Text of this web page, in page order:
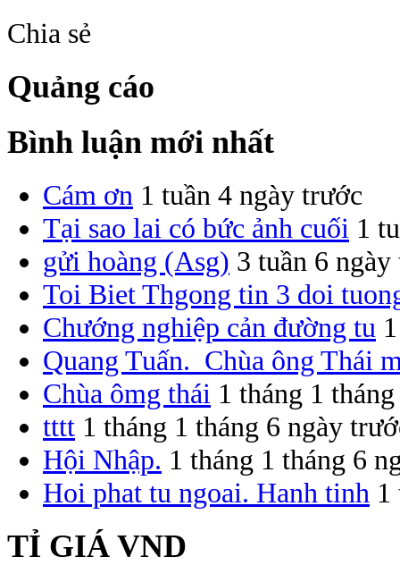
Chia sẻ
Quảng cáo
Bình luận mới nhất
Cám ơn 1 tuần 4 ngày trước
Tại sao lai có bức ảnh cuối 1
gửi hoàng (Asg) 3 tuần 6
Toi Biet Thgong tin 3 doi
Chướng nghiệp cản đường tu
Quang Tuấn. Chùa ông Thái
Chùa ômg thái 1 tháng 1
tttt 1 tháng 1 tháng 6 ngày
Hội Nhập. 1 tháng 1 tháng 6
Hoi phat tu ngoai. Hanh tinh 1
TỈ GIÁ VND